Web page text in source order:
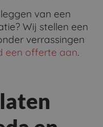
van een
Wij stellen een
verrassingen
een offerte aan.